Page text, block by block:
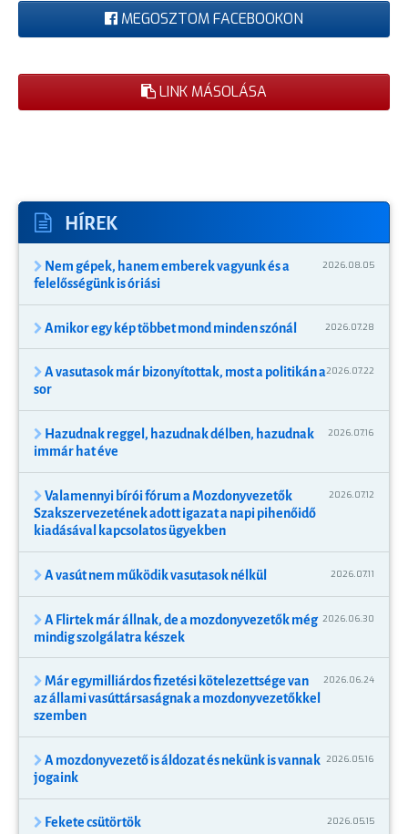
MEGOSZTOM FACEBOOKON
LINK MÁSOLÁSA
HÍREK
Nem gépek, hanem emberek vagyunk és a
felelősségünk is óriási
2026.08.05
Amikor egy kép többet mond minden szónál 2026.07.28
A vasutasok már bizonyítottak, most a politikán a
sor
2026.07.22
Hazudnak reggel, hazudnak délben, hazudnak
immár hat éve
2026.07.16
Valamennyi bírói fórum a Mozdonyvezetők
Szakszervezetének adott igazat a napi pihenőidő
kiadásával kapcsolatos ügyekben
2026.07.12
A vasút nem működik vasutasok nélkül 2026.07.11
A Flirtek már állnak, de a mozdonyvezetők még
mindig szolgálatra készek
2026.06.30
Már egymilliárdos fizetési kötelezettsége van
az állami vasúttársaságnak a mozdonyvezetőkkel
szemben
2026.06.24
A mozdonyvezető is áldozat és nekünk is vannak
jogaink
2026.05.16
Fekete csütörtök 2026.05.15